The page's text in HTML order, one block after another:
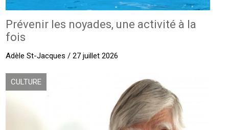
Prévenir les noyades, une activité à la
fois
Adèle St-Jacques / 27 juillet 2026
CULTURE